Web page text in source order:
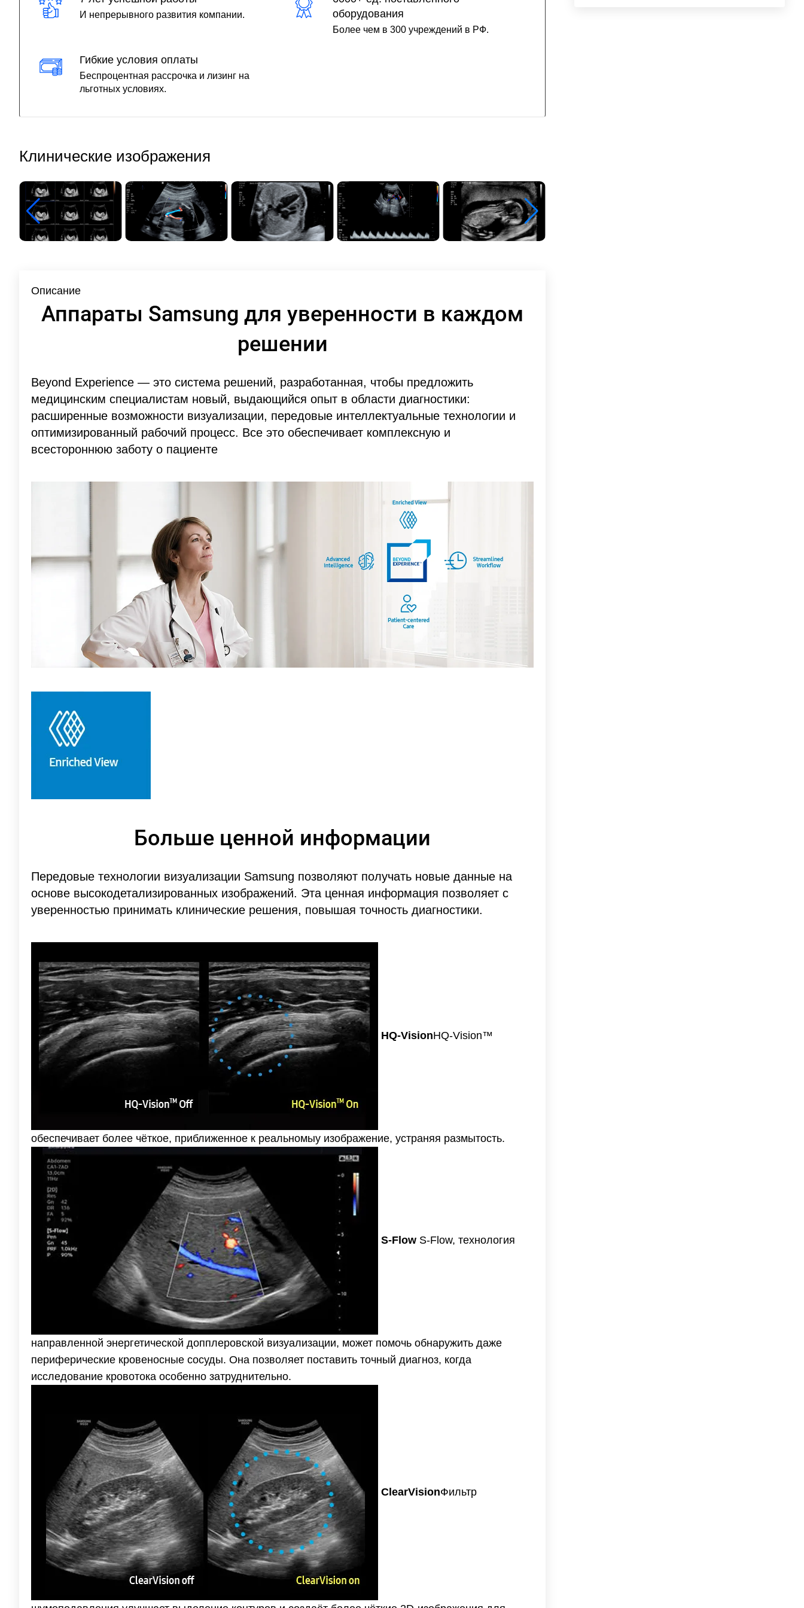
И непрерывного развития компании.
оборудования
Более чем в 300 учреждений в РФ.
Гибкие условия оплаты
Беспроцентная рассрочка и лизинг на
льготных условиях.
Клинические изображения
Описание
Аппараты Samsung для уверенности в каждом
решении
Beyond Experience — это система решений, разработанная, чтобы предложить
медицинским специалистам новый, выдающийся опыт в области диагностики:
расширенные возможности визуализации, передовые интеллектуальные технологии и
оптимизированный рабочий процесс. Все это обеспечивает комплексную и
всестороннюю заботу о пациенте
Больше ценной информации
Передовые технологии визуализации Samsung позволяют получать новые данные на
основе высокодетализированных изображений. Эта ценная информация позволяет с
уверенностью принимать клинические решения, повышая точность диагностики.
HQ-VisionHQ-Vision™
обеспечивает более чёткое, приближенное к реальномыу изображение, устраняя размытость.
S-Flow S-Flow, технология
направленной энергетической допплеровской визуализации, может помочь обнаружить даже
периферические кровеносные сосуды. Она позволяет поставить точный диагноз, когда
исследование кровотока особенно затруднительно.
ClearVisionФильтр